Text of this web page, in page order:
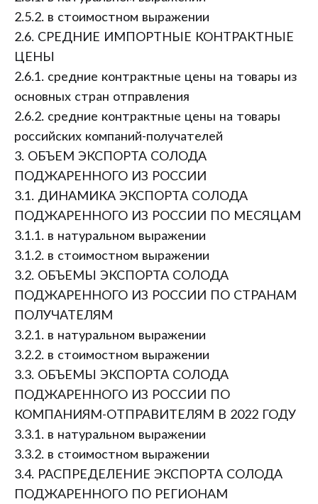
2.5.2. в стоимостном выражении
2.6. СРЕДНИЕ ИМПОРТНЫЕ КОНТРАКТНЫЕ
ЦЕНЫ
2.6.1. средние контрактные цены на товары из
основных стран отправления
2.6.2. средние контрактные цены на товары
российских компаний-получателей
3. ОБЪЕМ ЭКСПОРТА СОЛОДА
ПОДЖАРЕННОГО ИЗ РОССИИ
3.1. ДИНАМИКА ЭКСПОРТА СОЛОДА
ПОДЖАРЕННОГО ИЗ РОССИИ ПО МЕСЯЦАМ
3.1.1. в натуральном выражении
3.1.2. в стоимостном выражении
3.2. ОБЪЕМЫ ЭКСПОРТА СОЛОДА
ПОДЖАРЕННОГО ИЗ РОССИИ ПО СТРАНАМ
ПОЛУЧАТЕЛЯМ
3.2.1. в натуральном выражении
3.2.2. в стоимостном выражении
3.3. ОБЪЕМЫ ЭКСПОРТА СОЛОДА
ПОДЖАРЕННОГО ИЗ РОССИИ ПО
КОМПАНИЯМ-ОТПРАВИТЕЛЯМ В 2022 ГОДУ
3.3.1. в натуральном выражении
3.3.2. в стоимостном выражении
3.4. РАСПРЕДЕЛЕНИЕ ЭКСПОРТА СОЛОДА
ПОДЖАРЕННОГО ПО РЕГИОНАМ